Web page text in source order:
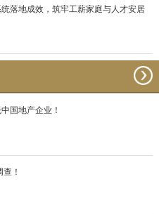
落地成效，筑牢工薪家庭与人才安居
国地产企业！
！